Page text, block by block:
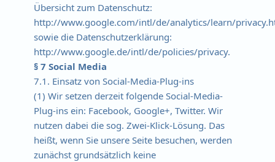
Übersicht zum Datenschutz:
http://www.google.com/intl/de/analytics/learn/
sowie die Datenschutzerklärung:
http://www.google.de/intl/de/policies/privacy.
§ 7 Social Media
7.1. Einsatz von Social-Media-Plug-ins
(1) Wir setzen derzeit folgende Social-Media-
Plug-ins ein: Facebook, Google+, Twitter. Wir
nutzen dabei die sog. Zwei-Klick-Lösung. Das
heißt, wenn Sie unsere Seite besuchen, werden
zunächst grundsätzlich keine